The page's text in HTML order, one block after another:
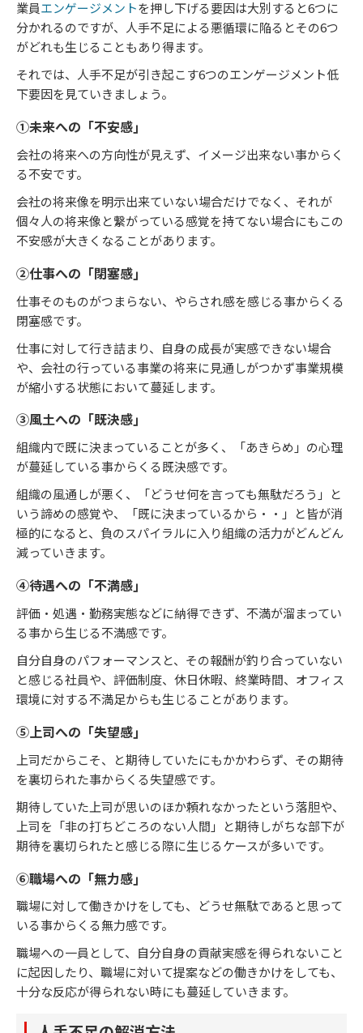
業員エンゲージメントを押し下げる要因は大別すると6つに
分かれるのですが、人手不足による悪循環に陥るとその6つ
がどれも生じることもあり得ます。
それでは、人手不足が引き起こす6つのエンゲージメント低
下要因を見ていきましょう。
①未来への「不安感」
会社の将来への方向性が見えず、イメージ出来ない事からく
る不安です。
会社の将来像を明示出来ていない場合だけでなく、それが
個々人の将来像と繋がっている感覚を持てない場合にもこの
不安感が大きくなることがあります。
②仕事への「閉塞感」
仕事そのものがつまらない、やらされ感を感じる事からくる
閉塞感です。
仕事に対して行き詰まり、自身の成長が実感できない場合
や、会社の行っている事業の将来に見通しがつかず事業規模
が縮小する状態において蔓延します。
➂風土への「既決感」
組織内で既に決まっていることが多く、「あきらめ」の心理
が蔓延している事からくる既決感です。
組織の風通しが悪く、「どうせ何を言っても無駄だろう」と
いう諦めの感覚や、「既に決まっているから・・」と皆が消
極的になると、負のスパイラルに入り組織の活力がどんどん
減っていきます。
④待遇への「不満感」
評価・処遇・勤務実態などに納得できず、不満が溜まってい
る事から生じる不満感です。
自分自身のパフォーマンスと、その報酬が釣り合っていない
と感じる社員や、評価制度、休日休暇、終業時間、オフィス
環境に対する不満足からも生じることがあります。
⑤上司への「失望感」
上司だからこそ、と期待していたにもかかわらず、その期待
を裏切られた事からくる失望感です。
期待していた上司が思いのほか頼れなかったという落胆や、
上司を「非の打ちどころのない人間」と期待しがちな部下が
期待を裏切られたと感じる際に生じるケースが多いです。
⑥職場への「無力感」
職場に対して働きかけをしても、どうせ無駄であると思って
いる事からくる無力感です。
職場への一員として、自分自身の貢献実感を得られないこと
に起因したり、職場に対いて提案などの働きかけをしても、
十分な反応が得られない時にも蔓延していきます。